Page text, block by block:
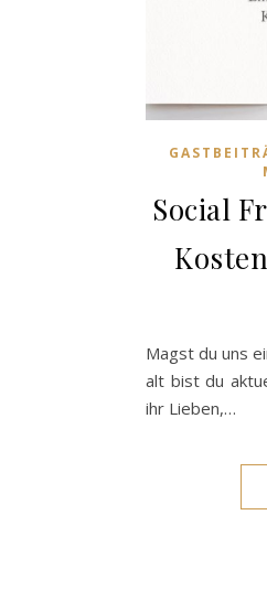
Social
Magst du uns
alt bist du
ihr Lieben,…